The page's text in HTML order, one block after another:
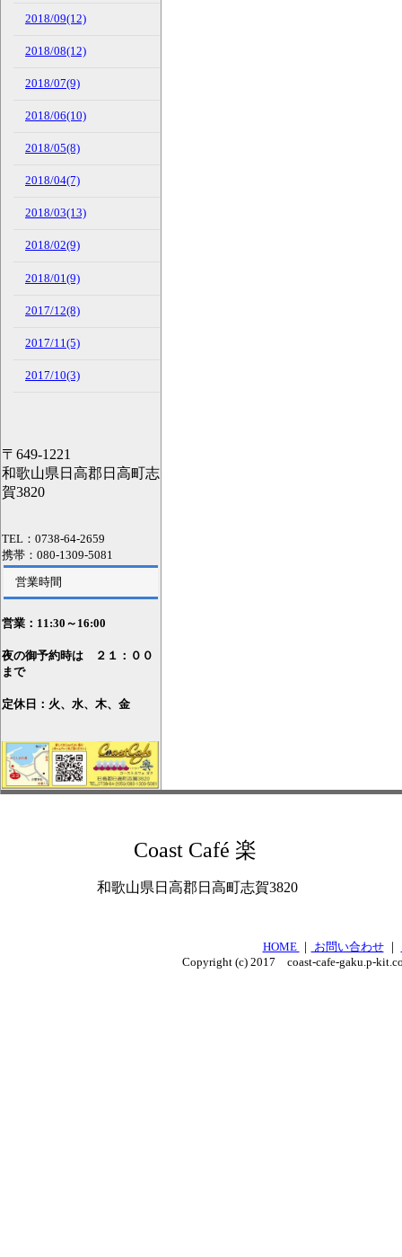
2018/09(12)
2018/08(12)
2018/07(9)
2018/06(10)
2018/05(8)
2018/04(7)
2018/03(13)
2018/02(9)
2018/01(9)
2017/12(8)
2017/11(5)
2017/10(3)
〒649-1221
和歌山県日高郡日高町志
賀3820
TEL：0738-64-2659
携帯：080-1309-5081
営業時間
営業：11:30～16:00
夜の御予約時は ２１：００
まで
定休日：火、水、木、金
Coast Café 楽
和歌山県日高郡日高町志賀3820
HOME ｜ お問い合わせ｜
Copyright (c) 2017 coast-cafe-gaku.p-